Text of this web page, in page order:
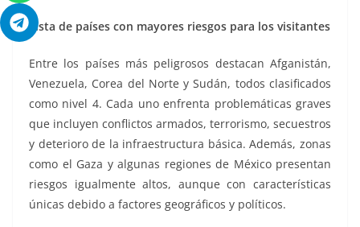
Lista de países con mayores riesgos para los visitantes
Entre los países más peligrosos destacan Afganistán,
Venezuela, Corea del Norte y Sudán, todos clasificados
como nivel 4. Cada uno enfrenta problemáticas graves
que incluyen conflictos armados, terrorismo, secuestros
y deterioro de la infraestructura básica. Además, zonas
como el Gaza y algunas regiones de México presentan
riesgos igualmente altos, aunque con características
únicas debido a factores geográficos y políticos.